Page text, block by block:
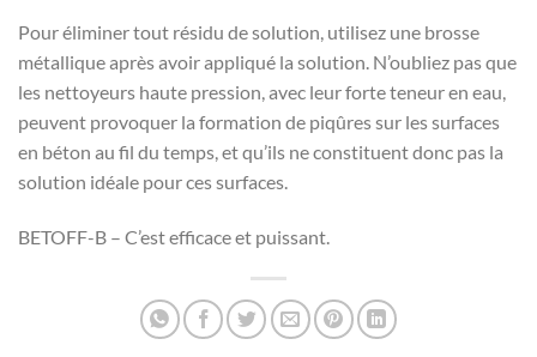
Pour éliminer tout résidu de solution, utilisez une brosse
métallique après avoir appliqué la solution. N’oubliez pas que
les nettoyeurs haute pression, avec leur forte teneur en eau,
peuvent provoquer la formation de piqûres sur les surfaces
en béton au fil du temps, et qu’ils ne constituent donc pas la
solution idéale pour ces surfaces.
BETOFF-B – C’est efficace et puissant.